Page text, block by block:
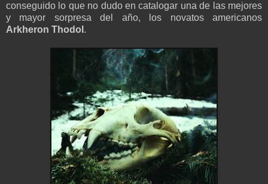
conseguido lo que no dudo en catalogar una de las mejores
y mayor sorpresa del año, los novatos americanos
Arkheron Thodol .